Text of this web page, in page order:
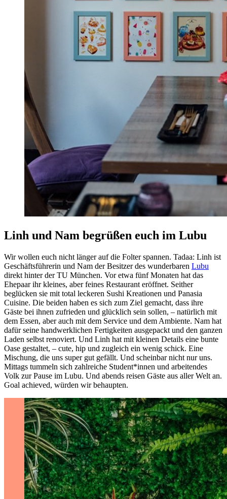
Linh und Nam begrüßen euch im Lubu
Wir wollen euch nicht länger auf die Folter spannen. Tadaa: Linh ist
Geschäftsführerin und Nam der Besitzer des wunderbaren Lubu
direkt hinter der TU München. Vor etwa fünf Monaten hat das
Ehepaar ihr kleines, aber feines Restaurant eröffnet. Seither
beglücken sie mit total leckeren Sushi Kreationen und Panasia
Cuisine. Die beiden haben es sich zum Ziel gemacht, dass ihre
Gäste bei ihnen zufrieden und glücklich sein sollen, – natürlich mit
dem Essen, aber auch mit dem Service und dem Ambiente. Nam hat
dafür seine handwerklichen Fertigkeiten ausgepackt und den ganzen
Laden selbst renoviert. Und Linh hat mit kleinen Details eine bunte
Oase gestaltet, – cute, hip und zugleich ein wenig schick. Eine
Mischung, die uns super gut gefällt. Und scheinbar nicht nur uns.
Mittags tummeln sich zahlreiche Student*innen und arbeitendes
Volk zur Pause im Lubu. Und abends reisen Gäste aus aller Welt an.
Goal achieved, würden wir behaupten.